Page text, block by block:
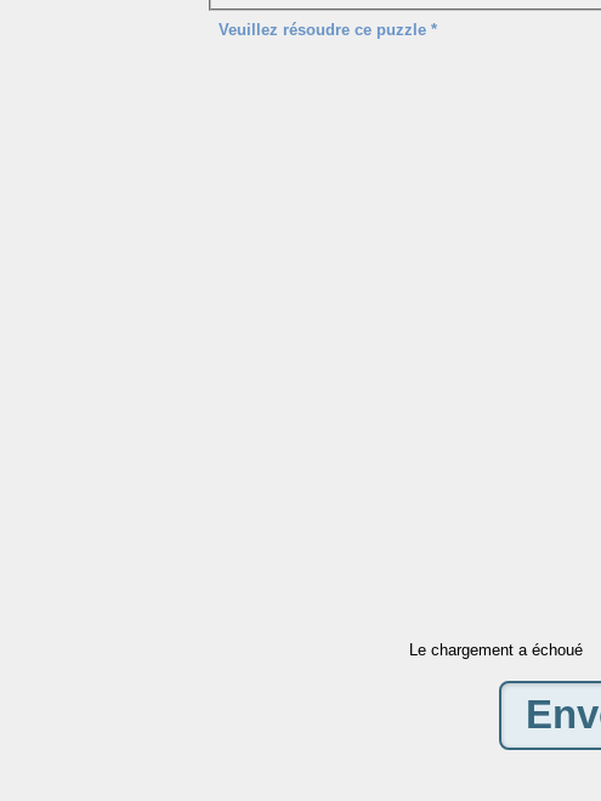
Veuillez résoudre ce puzzle *
Le chargement a échoué